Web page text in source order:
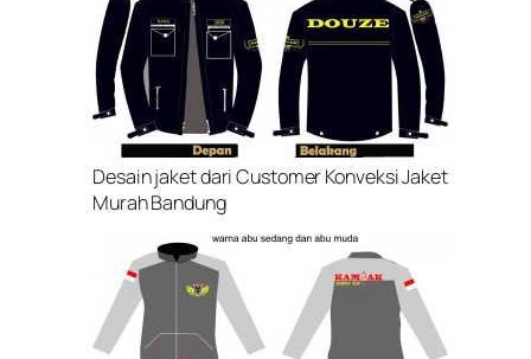
Desain jaket dari Customer Konveksi Jaket
Murah Bandung